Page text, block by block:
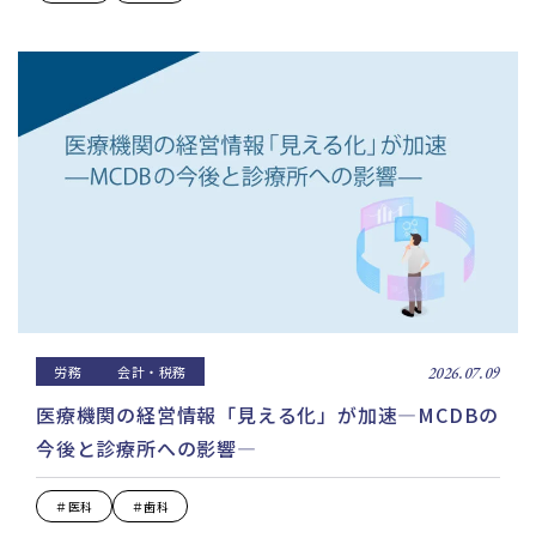
労務 会計・税務 2026.07.09
医療機関の経営情報「見える化」が加速—MCDBの
今後と診療所への影響—
＃医科 ＃歯科